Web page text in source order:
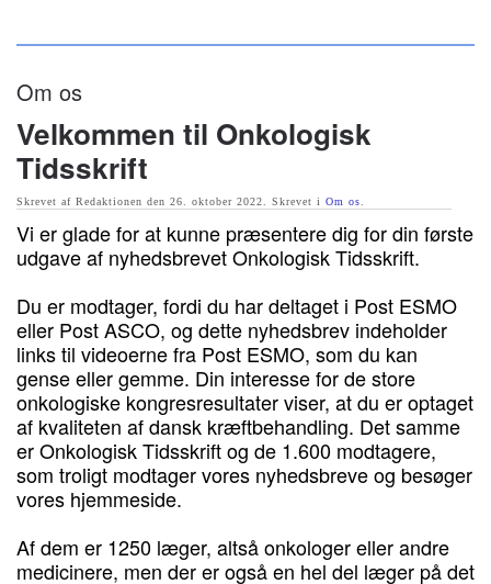
Skip to main content
Om os
Velkommen til Onkologisk
Tidsskrift
Skrevet af Redaktionen den 26. oktober 2022 . Skrevet i Om os
Vi er glade for at kunne præsentere dig for din første
udgave af nyhedsbrevet Onkologisk Tidsskrift.
Du er modtager, fordi du har deltaget i Post ESMO
eller Post ASCO, og dette nyhedsbrev indeholder
links til videoerne fra Post ESMO, som du kan
gense eller gemme. Din interesse for de store
onkologiske kongresresultater viser, at du er optaget
af kvaliteten af dansk kræftbehandling. Det samme
er Onkologisk Tidsskrift og de 1.600 modtagere,
som troligt modtager vores nyhedsbreve og besøger
vores hjemmeside.
Af dem er 1250 læger, altså onkologer eller andre
medicinere, men der er også en hel del læger på det